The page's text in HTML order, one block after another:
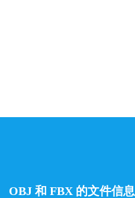
OBJ 和 FBX 的文件信息